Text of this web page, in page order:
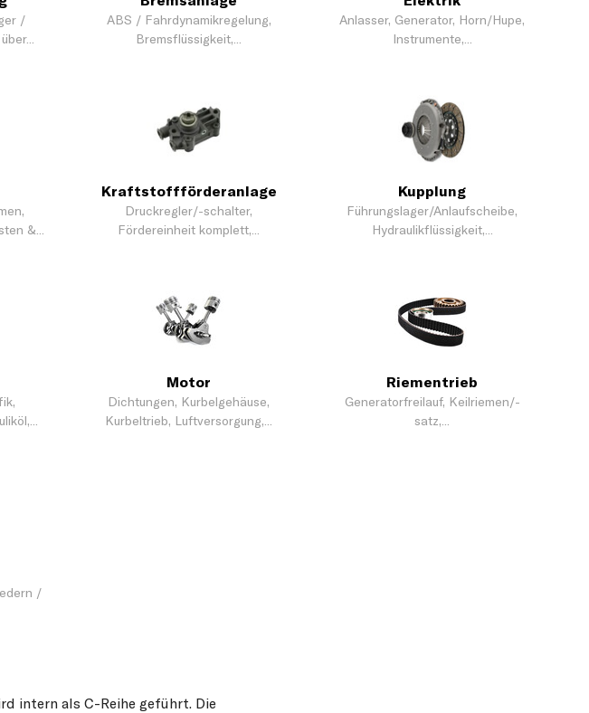
/
ABS / Fahrdynamikregelung,
Bremsflüssigkeit,...
Anlasser, Generator, Horn/Hupe,
Instrumente,...
&...
Kraftstoffförderanlage
Druckregler/-schalter,
Fördereinheit komplett,...
Kupplung
Führungslager/Anlaufscheibe,
Hydraulikflüssigkeit,...
Motor
Dichtungen, Kurbelgehäuse,
Kurbeltrieb, Luftversorgung,...
Riementrieb
Generatorfreilauf, Keilriemen/-
satz,...
/
intern als C-Reihe geführt. Die